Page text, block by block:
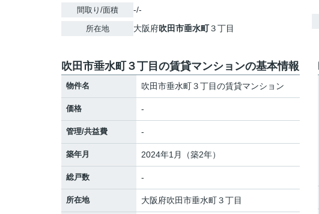
間取り/面積 -/-
所在地 大阪府吹田市垂水町３丁目
吹田市垂水町３丁目の賃貸マンションの基本情報
物件名 吹田市垂水町３丁目の賃貸マンション
価格 -
管理/共益費 -
築年月 2024年1月（築2年）
総戸数 -
所在地 大阪府吹田市垂水町３丁目